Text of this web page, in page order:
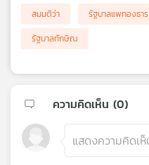
สมมติว่า
รัฐบาลแพทองธาร
รัฐบาลทักษิณ
ความคิดเห็น (0)